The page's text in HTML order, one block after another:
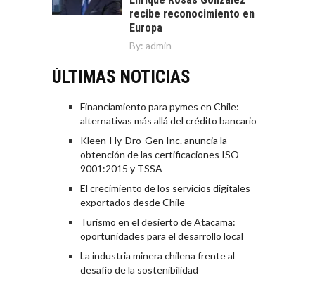
recibe reconocimiento en
Europa
By: admin
ÚLTIMAS NOTICIAS
Financiamiento para pymes en Chile:
alternativas más allá del crédito bancario
Kleen-Hy-Dro-Gen Inc. anuncia la
obtención de las certificaciones ISO
9001:2015 y TSSA
El crecimiento de los servicios digitales
exportados desde Chile
Turismo en el desierto de Atacama:
oportunidades para el desarrollo local
La industria minera chilena frente al
desafío de la sostenibilidad